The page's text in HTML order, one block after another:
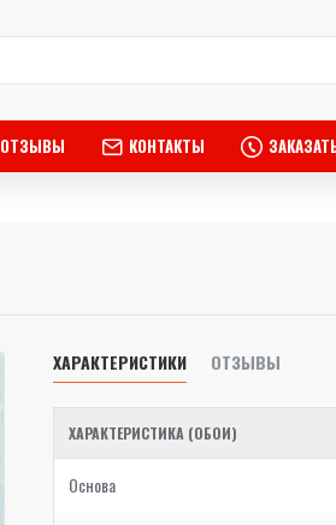
ОТЗЫВЫ КОНТАКТЫ
ХАРАКТЕРИСТИКИ ОТЗЫВЫ
ХАРАКТЕРИСТИКА (ОБОИ)
Основа